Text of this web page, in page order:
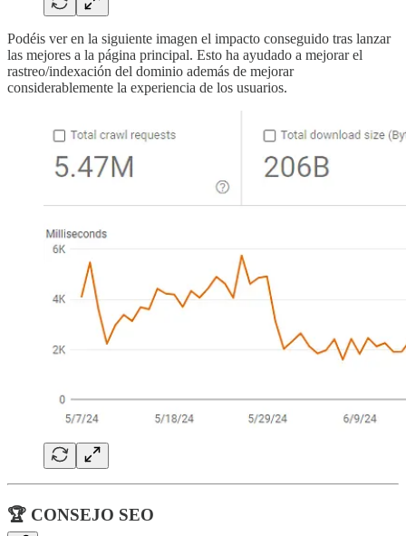
Podéis ver en la siguiente imagen el impacto conseguido tras lanzar
las mejores a la página principal. Esto ha ayudado a mejorar el
rastreo/indexación del dominio además de mejorar
considerablemente la experiencia de los usuarios.
🏆 CONSEJO SEO